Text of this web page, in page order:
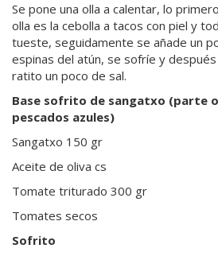
Se pone una olla a calentar, lo
olla es la cebolla a tacos con piel y
tueste, seguidamente se añade un
espinas del atún, se sofríe y
ratito un poco de sal.
Base sofrito de sangatxo (parte
pescados azules)
Sangatxo 150 gr
Aceite de oliva cs
Tomate triturado 300 gr
Tomates secos
Sofrito